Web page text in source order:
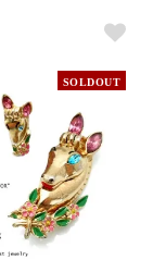
SOLDOUT